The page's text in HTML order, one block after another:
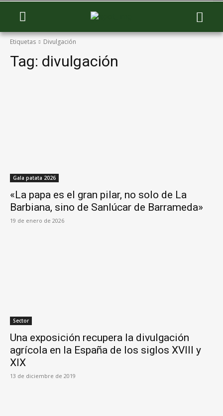
Etiquetas Divulgación
Tag: divulgación
Gala patata 2026
«La papa es el gran pilar, no solo de La
Barbiana, sino de Sanlúcar de Barrameda»
19 de enero de 2026
Sector
Una exposición recupera la divulgación
agrícola en la España de los siglos XVIII y
XIX
13 de diciembre de 2019